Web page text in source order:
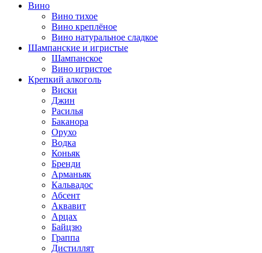
Вино
Вино тихое
Вино креплёное
Вино натуральное сладкое
Шампанские и игристые
Шампанское
Вино игристое
Крепкий алкоголь
Виски
Джин
Расилья
Баканора
Орухо
Водка
Коньяк
Бренди
Арманьяк
Кальвадос
Абсент
Аквавит
Арцах
Байцзю
Граппа
Дистиллят